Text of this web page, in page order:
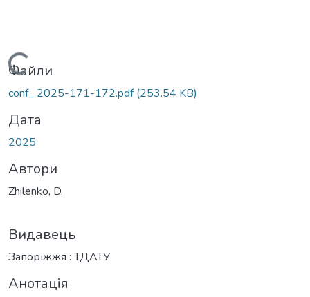
Вантажиться...
Файли
conf_ 2025-171-172.pdf(253.54 KB)
Дата
2025
Автори
Zhilenko, D.
Видавець
Запоріжжя : ТДАТУ
Анотація